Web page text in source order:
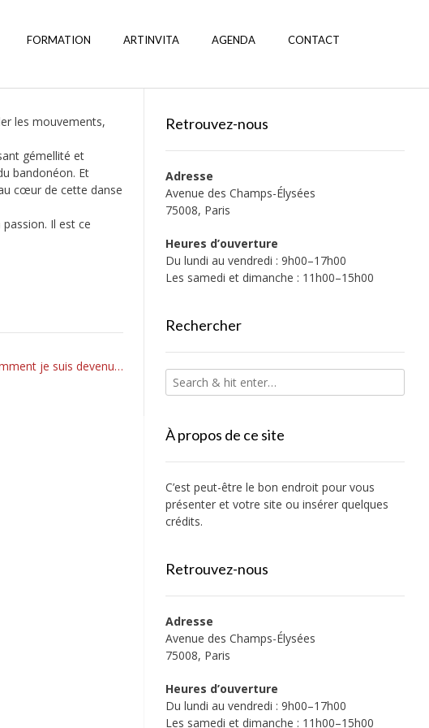
FORMATION ARTINVITA AGENDA CONTACT
les mouvements,
gémellité et
bandonéon. Et
cœur de cette danse
Il est ce
je suis devenu…
Retrouvez-nous
Adresse
Avenue des Champs-Élysées
75008, Paris
Heures d’ouverture
Du lundi au vendredi : 9h00–17h00
Les samedi et dimanche : 11h00–15h00
Rechercher
À propos de ce site
C’est peut-être le bon endroit pour vous
présenter et votre site ou insérer quelques
crédits.
Retrouvez-nous
Adresse
Avenue des Champs-Élysées
75008, Paris
Heures d’ouverture
Du lundi au vendredi : 9h00–17h00
Les samedi et dimanche : 11h00–15h00